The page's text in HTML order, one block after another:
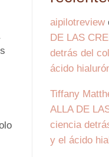
aipilotreview
DE LAS
detrás del
ácido
Tiffany
ALLA DE
ciencia
y el ácido